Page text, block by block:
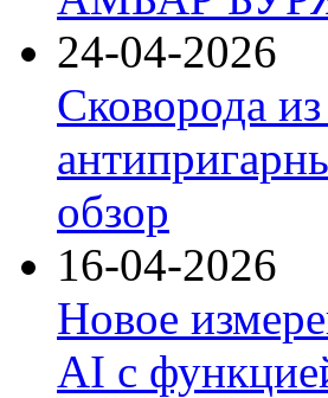
24-04-2026
Сковорода
обзор
16-04-2026
Новое
AI с